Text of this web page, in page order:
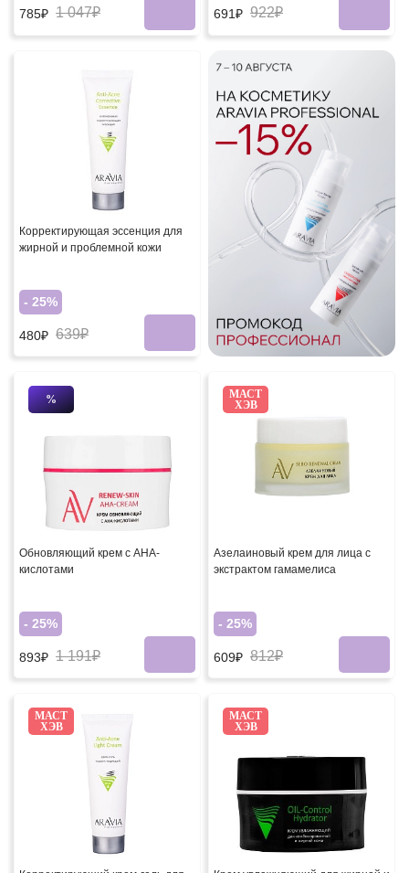
785₽ 1 047₽ 691₽ 922₽
Корректирующая эссенция для
жирной и проблемной кожи
- 25%
480₽ 639₽
%
Обновляющий крем с АНА-
кислотами
- 25%
893₽ 1 191₽
МАСТ
ХЭВ
Азелаиновый крем для лица с
экстрактом гамамелиса
- 25%
609₽ 812₽
МАСТ
ХЭВ
МАСТ
ХЭВ